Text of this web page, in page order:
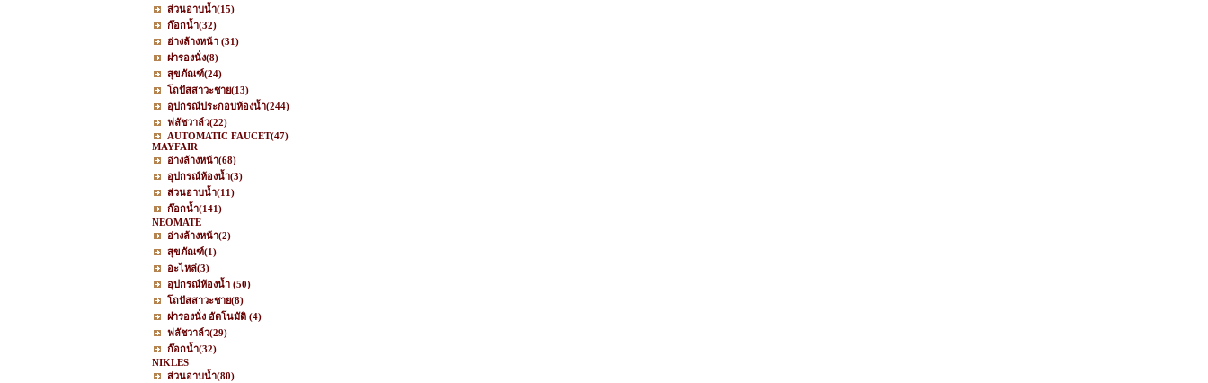
ส่วนอาบน้ำ(15)
ก๊อกน้ำ(32)
อ่างล้างหน้า (31)
ฝารองนั่ง(8)
สุขภัณฑ์(24)
โถปัสสาวะชาย(13)
อุปกรณ์ประกอบห้องน้ำ(244)
ฟลัชวาล์ว(22)
AUTOMATIC FAUCET(47)
MAYFAIR
อ่างล้างหน้า(68)
อุปกรณ์ห้องน้ำ(3)
ส่วนอาบน้ำ(11)
ก๊อกน้ำ(141)
NEOMATE
อ่างล้างหน้า(2)
สุขภัณฑ์(1)
อะไหล่(3)
อุปกรณ์ห้องน้ำ (50)
โถปัสสาวะชาย(8)
ฝารองนั่ง อัตโนมัติ (4)
ฟลัชวาล์ว(29)
ก๊อกน้ำ(32)
NIKLES
ส่วนอาบน้ำ(80)